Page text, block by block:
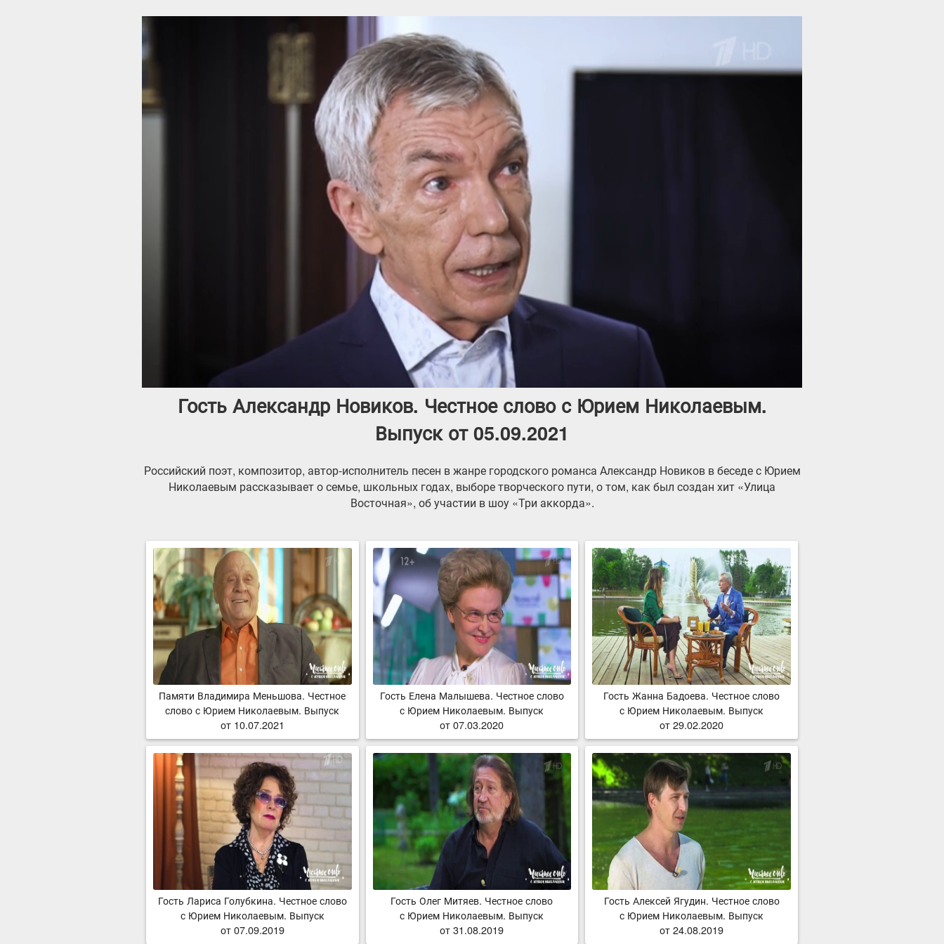
Гость Александр Новиков. Честное слово с Юрием Николаевым.
Выпуск от 05.09.2021
Российский поэт, композитор, автор-исполнитель песен в жанре городского романса Александр Новиков в беседе с Юрием
Николаевым рассказывает о семье, школьных годах, выборе творческого пути, о том, как был создан хит «Улица
Восточная», об участии в шоу «Три аккорда».
Памяти Владимира Меньшова. Честное
слово с Юрием Николаевым. Выпуск
от 10.07.2021
Гость Елена Малышева. Честное слово
с Юрием Николаевым. Выпуск
от 07.03.2020
Гость Жанна Бадоева. Честное слово
с Юрием Николаевым. Выпуск
от 29.02.2020
Гость Лариса Голубкина. Честное слово
с Юрием Николаевым. Выпуск
от 07.09.2019
Гость Олег Митяев. Честное слово
с Юрием Николаевым. Выпуск
от 31.08.2019
Гость Алексей Ягудин. Честное слово
с Юрием Николаевым. Выпуск
от 24.08.2019